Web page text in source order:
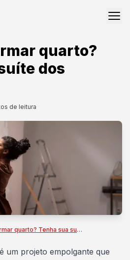
quarto?
dos
de leitura
Deseja reformar quarto? Tenha sua suíte dos sonhos!
é um projeto empolgante que